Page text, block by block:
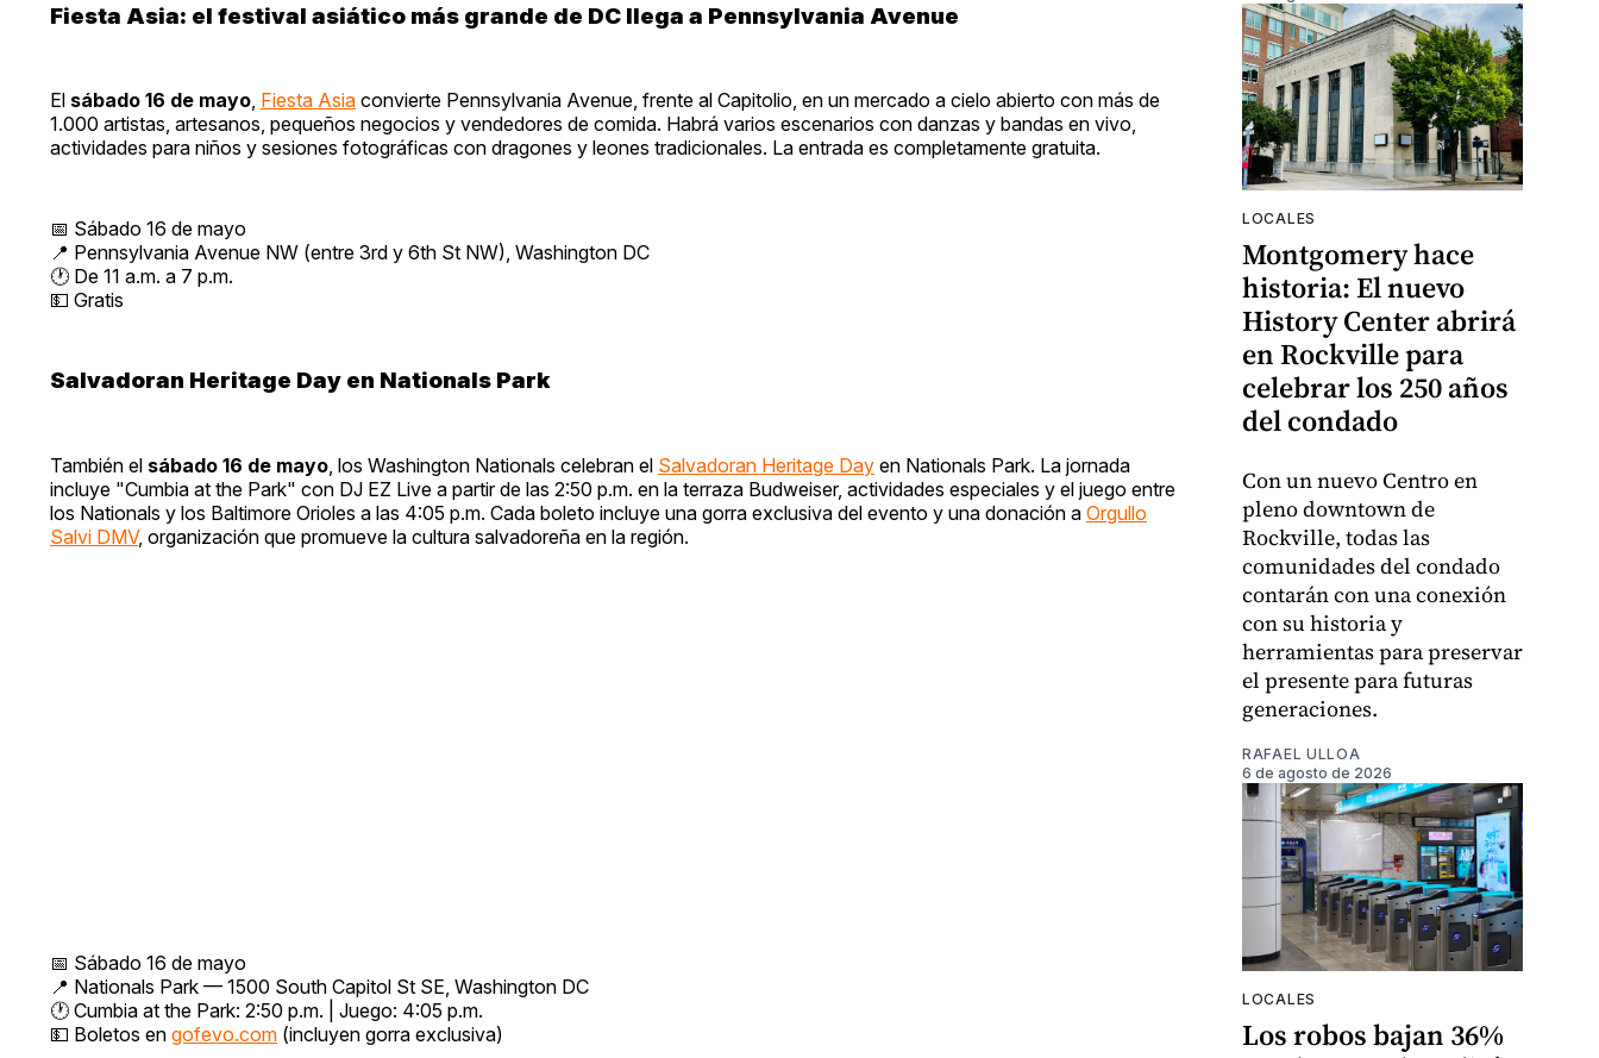
Fiesta Asia: el festival asiático más grande de DC llega a Pennsylvania Avenue
El sábado 16 de mayo, Fiesta Asia convierte Pennsylvania Avenue, frente al Capitolio, en un mercado a cielo abierto con más de
1.000 artistas, artesanos, pequeños negocios y vendedores de comida. Habrá varios escenarios con danzas y bandas en vivo,
actividades para niños y sesiones fotográficas con dragones y leones tradicionales. La entrada es completamente gratuita.
📅 Sábado 16 de mayo
📍 Pennsylvania Avenue NW (entre 3rd y 6th St NW), Washington DC
🕐 De 11 a.m. a 7 p.m.
💵 Gratis
Salvadoran Heritage Day en Nationals Park
También el sábado 16 de mayo , los Washington Nationals celebran el Salvadoran Heritage Day en Nationals Park. La jornada
incluye "Cumbia at the Park" con DJ EZ Live a partir de las 2:50 p.m. en la terraza Budweiser, actividades especiales y el juego entre
los Nationals y los Baltimore Orioles a las 4:05 p.m. Cada boleto incluye una gorra exclusiva del evento y una donación a Orgullo
Salvi DMV, organización que promueve la cultura salvadoreña en la región.
📅 Sábado 16 de mayo
📍 Nationals Park — 1500 South Capitol St SE, Washington DC
🕐 Cumbia at the Park: 2:50 p.m. | Juego: 4:05 p.m.
💵 Boletos en gofevo.com (incluyen gorra exclusiva)
LOCALES
Montgomery hace
historia: El nuevo
History Center abrirá
en Rockville para
celebrar los 250 años
del condado
Con un nuevo Centro en
pleno downtown de
Rockville, todas las
comunidades del condado
contarán con una conexión
con su historia y
herramientas para preservar
el presente para futuras
generaciones.
RAFAEL ULLOA
6 de agosto de 2026
LOCALES
Los robos bajan 36%